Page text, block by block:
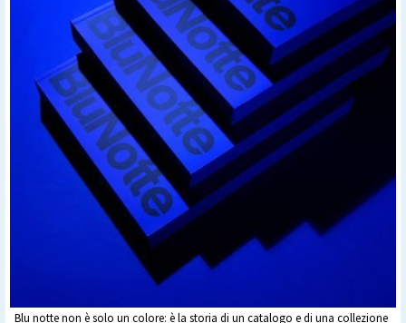
Blu notte non è solo un colore: è la storia di un catalogo e di una collezione